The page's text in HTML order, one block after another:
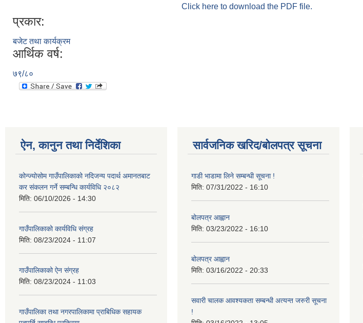
Click here to download the PDF file.
प्रकार:
बजेट तथा कार्यक्रम
आर्थिक वर्ष:
७९/८०
ऐन, कानुन तथा निर्देशिका
कोन्ज्योसोम गाउँपालिकाको नदिजन्य पदार्थ अमानतबाट
कर संकलन गर्ने सम्बन्धि कार्यविधि २०८२
मिति: 06/10/2026 - 14:30
गाउँपालिकाको कार्यविधि संग्रह
मिति: 08/23/2024 - 11:07
गाउँपालिकाको ऐन संग्रह
मिति: 08/23/2024 - 11:03
गाउँपालिका तथा नगरपालिकामा प्राबिधिक सहायक
सार्वजनिक खरिद/बोलपत्र सूचना
गाडी भाडामा लिने सम्बन्धी सूचना !
मिति: 07/31/2022 - 16:10
बोलपत्र आह्वान
मिति: 03/23/2022 - 16:10
बोलपत्र आह्वान
मिति: 03/16/2022 - 20:33
सवारी चालक आवश्यकता सम्बन्धी अत्यन्त जरुरी सूचना
!